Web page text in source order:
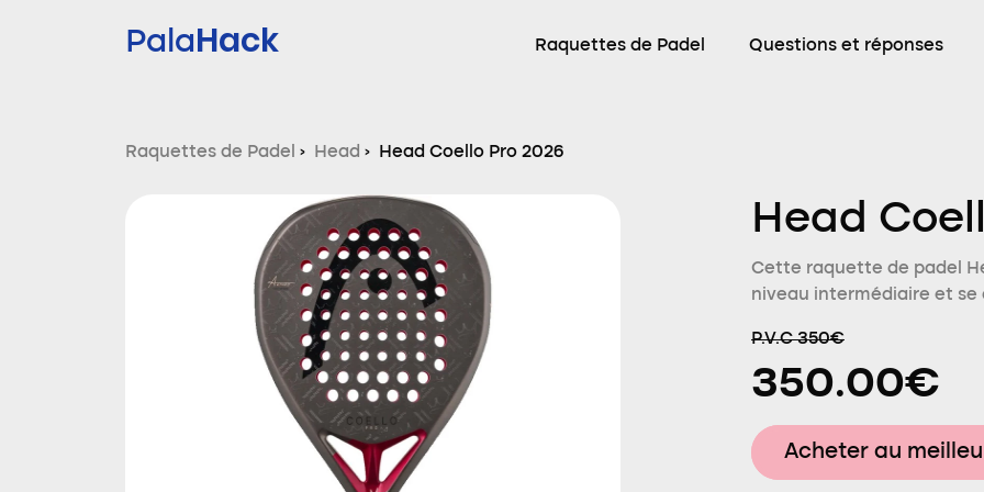
PalaHack Raquettes de Padel Questions et réponses
Raquettes de Padel › Head › Head Coello Pro 2026
Head
Cette raquette de padel
niveau intermédiaire et se
P.V.C 350€
350.00€
Acheter au